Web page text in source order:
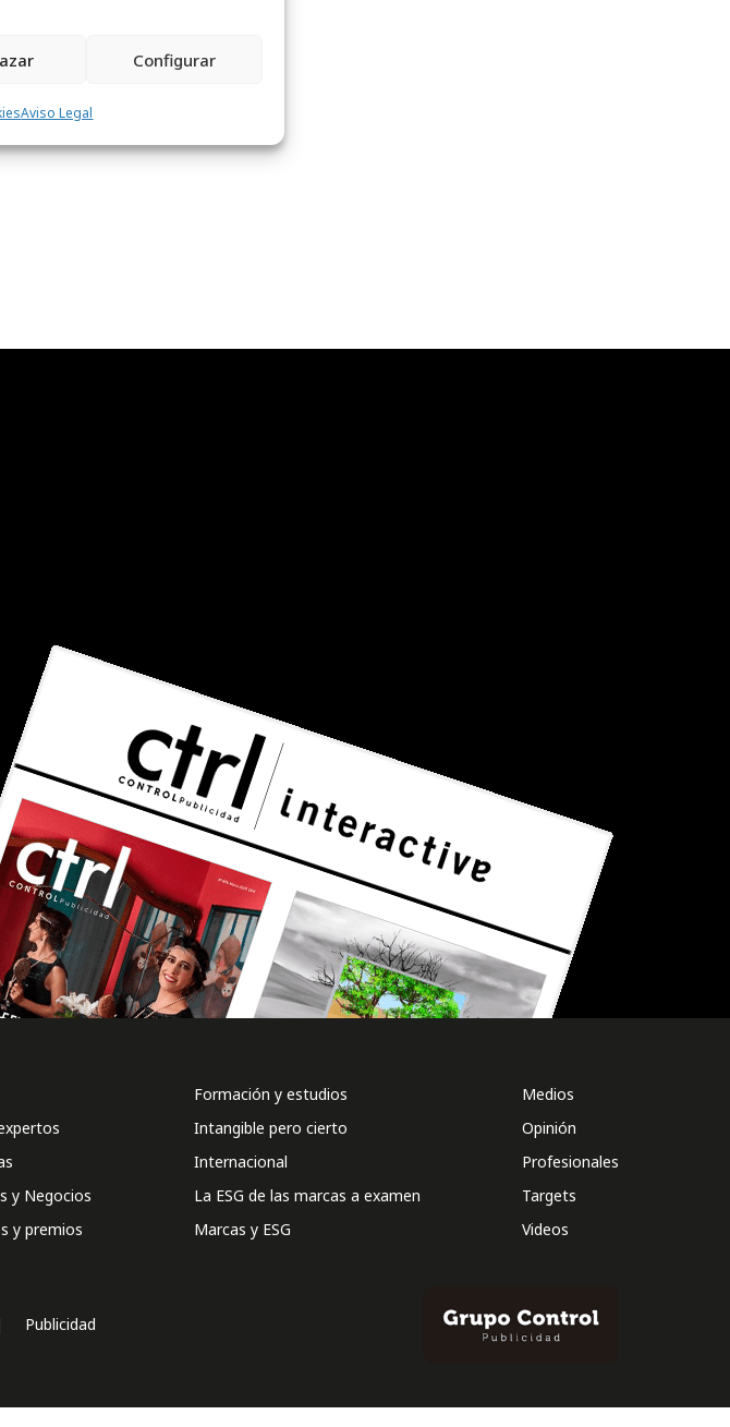
Configurar
Aviso Legal
y Negocios
y premios
Formación y estudios
Intangible pero cierto
Internacional
La ESG de las marcas a examen
Marcas y ESG
Medios
Opinión
Profesionales
Targets
Videos
Publicidad